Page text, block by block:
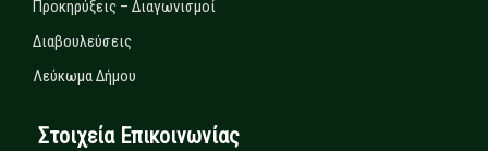
Προκηρύξεις – Διαγωνισμοί
Διαβουλεύσεις
Λεύκωμα Δήμου
Στοιχεία Επικοινωνίας